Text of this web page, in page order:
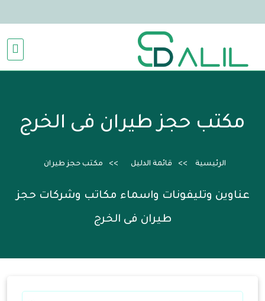
مكتب حجز طيران فى الخرج
الرئيسية قائمة الدليل مكتب حجز طيران
عناوين وتليفونات واسماء مكاتب وشركات حجز
طيران فى الخرج